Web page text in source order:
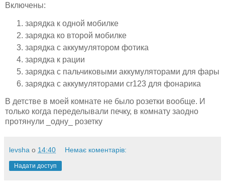
Включены:
зарядка к одной мобилке
зарядка ко второй мобилке
зарядка с аккумулятором фотика
зарядка к рации
зарядка с пальчиковыми аккумуляторами для фары
зарядка с аккумуляторами cr123 для фонарика
В детстве в моей комнате не было розетки вообще. И
только когда переделывали печку, в комнату заодно
протянули _одну_ розетку
levsha о 14:40 Немає коментарів:
Надати доступ